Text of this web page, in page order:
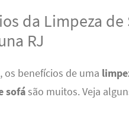
da Limpeza de
RJ
os benefícios de uma
sofásão muitos. Veja